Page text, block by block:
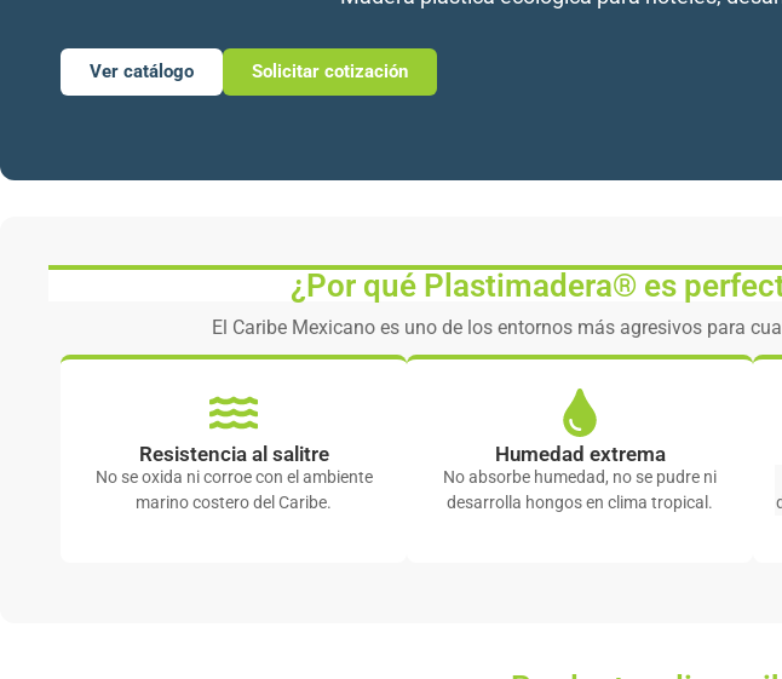
Ver catálogo Solicitar cotización
¿Por qué Plastimadera® es
El Caribe Mexicano es uno de los entornos más agresivos para
Resistencia al salitre
No se oxida ni corroe con el ambiente
marino costero del Caribe.
Humedad extrema
No absorbe humedad, no se pudre ni
desarrolla hongos en clima tropical.